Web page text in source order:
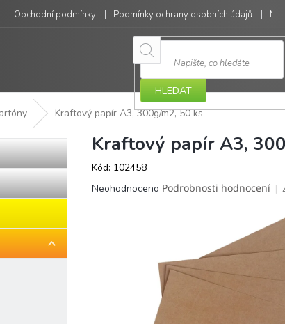
Obchodní podmínky Podmínky ochrany osobních údajů
HLEDAT
Kraftový papír A3, 300g/m2, 50 ks
Kraftový papír A3,
Kód: 102458
Průměrné
Neohodnoceno Podrobnosti hodnocení